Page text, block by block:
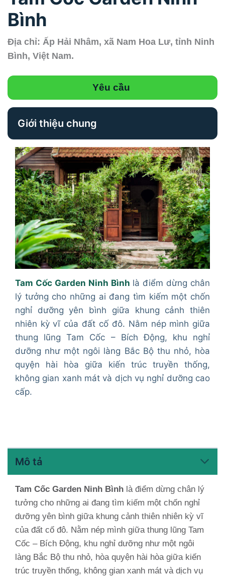
Bình
Địa chỉ: Ấp Hải Nhâm, xã Nam Hoa Lư, tỉnh Ninh
Bình, Việt Nam.
Yêu cầu
Giới thiệu chung
Tam Cốc Garden Ninh Bình là điểm dừng chân
lý tưởng cho những ai đang tìm kiếm một chốn
nghỉ dưỡng yên bình giữa khung cảnh thiên
nhiên kỳ vĩ của đất cố đô. Nằm nép mình giữa
thung lũng Tam Cốc – Bích Động, khu nghỉ
dưỡng như một ngôi làng Bắc Bộ thu nhỏ, hòa
quyện hài hòa giữa kiến trúc truyền thống,
không gian xanh mát và dịch vụ nghỉ dưỡng cao
cấp.
Mô tả
Tam Cốc Garden Ninh Bình là điểm dừng chân lý
tưởng cho những ai đang tìm kiếm một chốn nghỉ
dưỡng yên bình giữa khung cảnh thiên nhiên kỳ vĩ
của đất cố đô. Nằm nép mình giữa thung lũng Tam
Cốc – Bích Động, khu nghỉ dưỡng như một ngôi
làng Bắc Bộ thu nhỏ, hòa quyện hài hòa giữa kiến
trúc truyền thống, không gian xanh mát và dịch vụ